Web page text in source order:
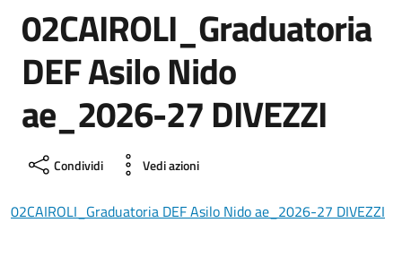
02CAIROLI_Graduatoria
DEF Asilo Nido
ae_2026-27 DIVEZZI
Condividi Vedi azioni
02CAIROLI_Graduatoria DEF Asilo Nido ae_2026-27 DIVEZZI